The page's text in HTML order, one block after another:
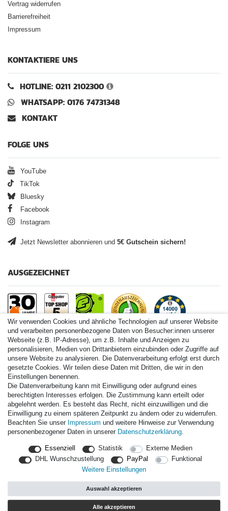
Vertrag widerrufen
Barrierefreiheit
Impressum
KONTAKTIERE UNS
HOTLINE: 0211 2102300
WHATSAPP: 0176 74731348
KONTAKT
FOLGE UNS
YouTube
TikTok
Bluesky
Facebook
Instagram
Jetzt Newsletter abonnieren und 5€ Gutschein sichern!
AUSGEZEICHNET
Paintball.de World
Paintball Shop International
Spares Shop North America
* Alle Preise inkl. ges. MwSt. zzgl. Versandkosten
Zahlungsarten
Versand
Durchschnittliche Bewertung von paintball.debei Trustami:
14.000
Bewertungen
Bewertungsgrundlage des Anbieters: 3 Verkaufs- und 3
Bewertungsplattformen
22 Jahre Erfahrung
Wir verwenden Cookies und ähnliche Technologien auf unserer Website
und verarbeiten personenbezogene Daten von Besucher:innen unserer
Webseite (z.B. IP-Adresse), um z.B. Inhalte und Anzeigen zu
personalisieren, Medien von Drittanbietern einzubinden oder Zugriffe auf
unsere Website zu analysieren. Die Datenverarbeitung erfolgt erst durch
gesetzte Cookies. Wir teilen diese Daten mit Dritten, die wir in den
Einstellungen benennen.
Die Datenverarbeitung kann mit Einwilligung oder aufgrund eines
berechtigten Interesses erfolgen. Die Zustimmung kann erteilt oder
abgelehnt werden. Es besteht das Recht, nicht einzuwilligen und die
Einwilligung zu einem späteren Zeitpunkt zu ändern oder zu widerrufen.
Beachten Sie unser Impressum und weitere Hinweise zur Verwendung
personenbezogener Daten in unserer Daten­schutz­erklärung.
Essenziell Statistik
Externe Medien
DHL Wunschzustellung
PayPal
Funktional
Weitere Einstellungen
Alle akzeptieren
Auswahl akzeptieren